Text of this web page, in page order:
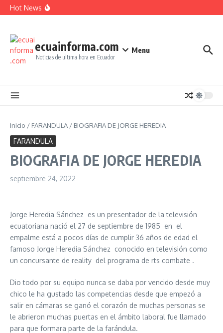
Saltar al contenido
Hot News
MSP: ¿Cómo descargar el Certificado de Vacunación en
ecuainforma.com
Noticias de ultima hora en Ecuador
Menu
Inicio / FARANDULA / BIOGRAFIA DE JORGE HEREDIA
FARANDULA
BIOGRAFIA DE JORGE HEREDIA
septiembre 24, 2022
Jorge Heredia Sánchez es un presentador de la televisión
ecuatoriana nació el 27 de septiembre de 1985 en el
empalme está a pocos días de cumplir 36 años de edad el
famoso Jorge Heredia Sánchez conocido en televisión como
un concursante de reality del programa de rts combate .
Dio todo por su equipo nunca se daba por vencido desde muy
chico le ha gustado las competencias desde que empezó a
salir en cámaras se ganó el corazón de muchas personas se
le abrieron muchas puertas en el ámbito laboral fue llamado
para que formara parte de la farándula.